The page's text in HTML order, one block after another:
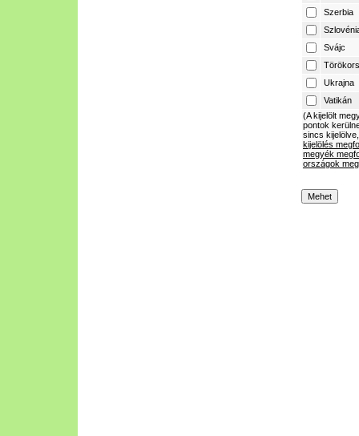
Szerbia
Svájc
Ukrajna
Vatikán
(A kijelölt
pontok
sincs
kijelölés
megyék
országok